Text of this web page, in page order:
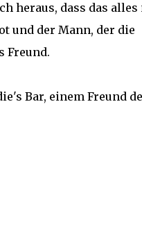
heraus, dass das alles
und der Mann, der die
Freund.
Bar, einem Freund